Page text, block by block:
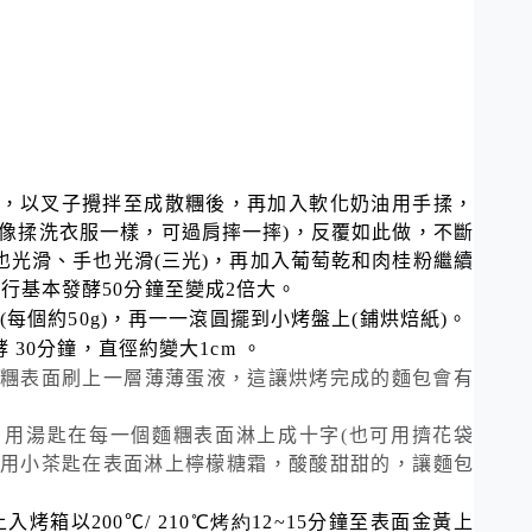
以叉子攪拌至成散糰後，再加入軟化奶油用手揉 ，
揉洗衣服一樣，可過肩摔一摔) ，反覆如此做，不斷
光滑、手也光滑(三光) ，再加入葡萄乾和肉桂粉繼續
基本發酵50分鐘至變成2倍大。
(每個約50g) ，再一一滾圓擺到小烤盤上(鋪烘焙紙) 。
30分鐘，直徑約變大1cm 。
表面刷上一層薄薄蛋液，這讓烘烤完成的麵包會有
湯匙在每一個麵糰表面淋上成十字(也可用擠花袋
小茶匙在表面淋上檸檬糖霜，酸酸甜甜的，讓麵包
入烤箱以200℃/ 210℃烤約12~15分鐘至表面金黃上